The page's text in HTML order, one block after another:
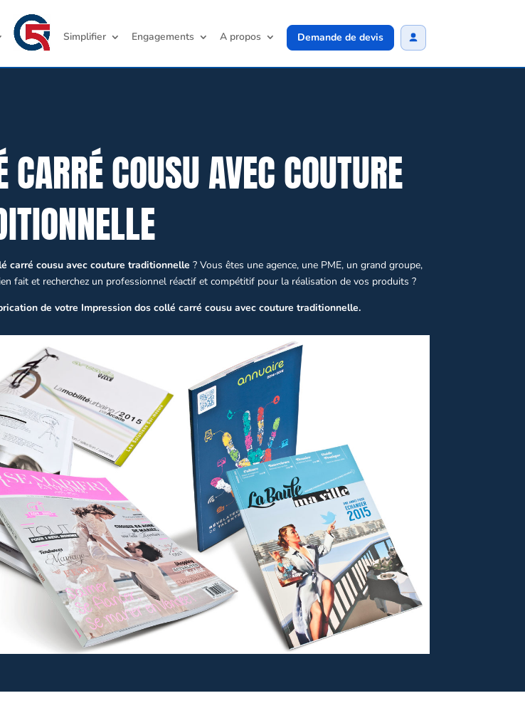
Simplifier Engagements A propos Demande de devis
COUSU AVEC COUTURE
carré cousu avec couture traditionnelle ? Vous êtes une agence, une PME, un grand groupe,
fait et recherchez un professionnel réactif et compétitif pour la réalisation de vos produits ?
de votre Impression dos collé carré cousu avec couture traditionnelle.